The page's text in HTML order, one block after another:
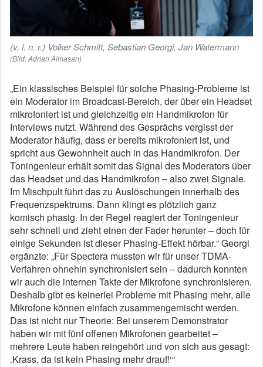
(v. l. n. r.) Volker Schmitt, Sebastian Georgi, Jan Watermann
(Bild: Adrian Almasan)
„Ein klassisches Beispiel für solche Phasing-Probleme ist
ein Moderator im Broadcast-Bereich, der über ein Headset
mikrofoniert ist und gleichzeitig ein Handmikrofon für
Interviews nutzt. Während des Gesprächs vergisst der
Moderator häufig, dass er bereits mikrofoniert ist, und
spricht aus Gewohnheit auch in das Handmikrofon. Der
Toningenieur erhält somit das Signal des Moderators über
das Headset und das Handmikrofon – also zwei Signale.
Im Mischpult führt das zu Auslöschungen innerhalb des
Frequenzspektrums. Dann klingt es plötzlich ganz
komisch phasig. In der Regel reagiert der Toningenieur
sehr schnell und zieht einen der Fader herunter – doch für
einige Sekunden ist dieser Phasing-Effekt hörbar.“ Georgi
ergänzte: „Für Spectera mussten wir für unser TDMA-
Verfahren ohnehin synchronisiert sein – dadurch konnten
wir auch die internen Takte der Mikrofone synchronisieren.
Deshalb gibt es keinerlei Probleme mit Phasing mehr, alle
Mikrofone können einfach zusammengemischt werden.
Das ist nicht nur Theorie: Bei unserem Demonstrator
haben wir mit fünf offenen Mikrofonen gearbeitet –
mehrere Leute haben reingehört und von sich aus gesagt:
‚Krass, da ist kein Phasing mehr drauf!‘“